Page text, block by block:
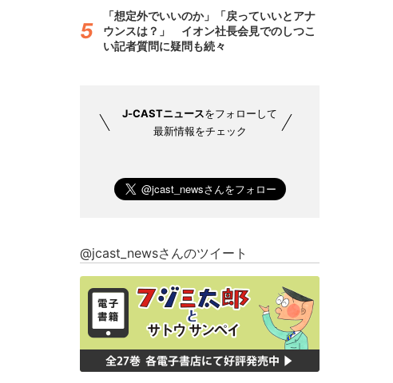
「想定外でいいのか」「戻っていいとアナ
ウンスは？」 イオン社長会見でのしつこ
い記者質問に疑問も続々
J-CASTニュースをフォローして
最新情報をチェック
@jcast_newsさんのツイート